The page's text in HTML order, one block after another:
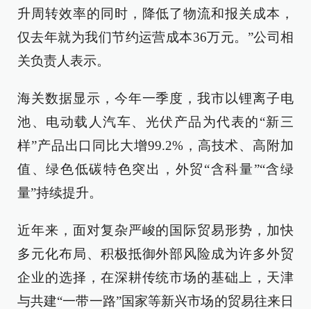
升周转效率的同时，降低了物流和报关成本，
仅去年就为我们节约运营成本36万元。”公司相
关负责人表示。
海关数据显示，今年一季度，我市以锂离子电
池、电动载人汽车、光伏产品为代表的“新三
样”产品出口同比大增99.2%，高技术、高附加
值、绿色低碳特色突出，外贸“含科量”“含绿
量”持续提升。
近年来，面对复杂严峻的国际贸易形势，加快
多元化布局、积极抵御外部风险成为许多外贸
企业的选择，在深耕传统市场的基础上，天津
与共建“一带一路”国家等新兴市场的贸易往来日